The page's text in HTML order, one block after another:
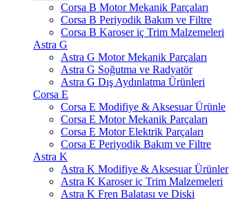
Corsa B Motor Mekanik Parçaları
Corsa B Periyodik Bakım ve Filtre
Corsa B Karoser iç Trim Malzemeleri
Astra G
Astra G Motor Mekanik Parçaları
Astra G Soğutma ve Radyatör
Astra G Dış Aydınlatma Ürünleri
Corsa E
Corsa E Modifiye & Aksesuar Ürünle
Corsa E Motor Mekanik Parçaları
Corsa E Motor Elektrik Parçaları
Corsa E Periyodik Bakım ve Filtre
Astra K
Astra K Modifiye & Aksesuar Ürünler
Astra K Karoser iç Trim Malzemeleri
Astra K Fren Balatası ve Diski